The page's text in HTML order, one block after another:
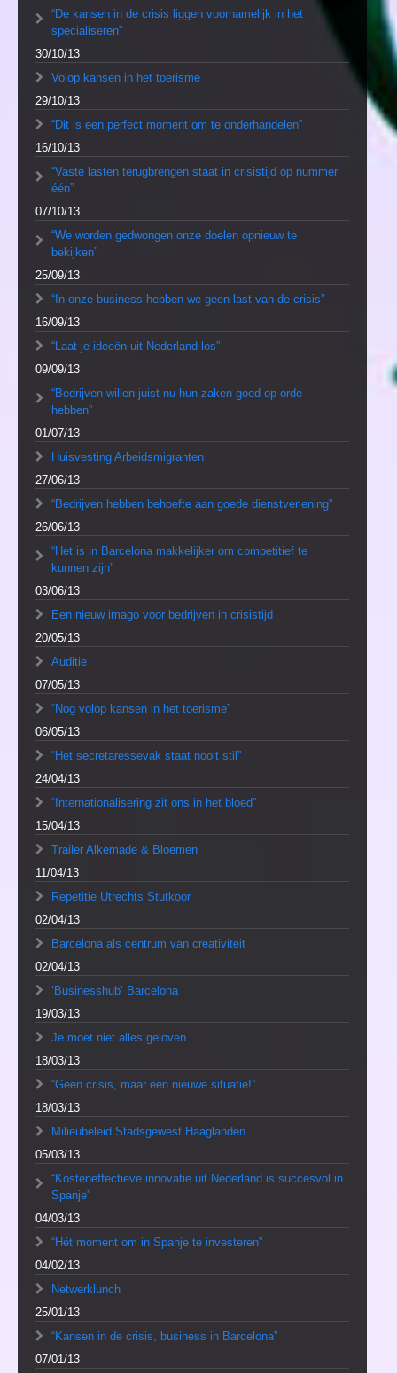
“De kansen in de crisis liggen voornamelijk in het
specialiseren”
30/10/13
Volop kansen in het toerisme
29/10/13
“Dit is een perfect moment om te onderhandelen”
16/10/13
“Vaste lasten terugbrengen staat in crisistijd op nummer
één”
07/10/13
“We worden gedwongen onze doelen opnieuw te
bekijken”
25/09/13
“In onze business hebben we geen last van de crisis”
16/09/13
“Laat je ideeën uit Nederland los”
09/09/13
“Bedrijven willen juist nu hun zaken goed op orde
hebben”
01/07/13
Huisvesting Arbeidsmigranten
27/06/13
“Bedrijven hebben behoefte aan goede dienstverlening”
26/06/13
“Het is in Barcelona makkelijker om competitief te
kunnen zijn”
03/06/13
Een nieuw imago voor bedrijven in crisistijd
20/05/13
Auditie
07/05/13
“Nog volop kansen in het toerisme”
06/05/13
“Het secretaressevak staat nooit stil”
24/04/13
“Internationalisering zit ons in het bloed”
15/04/13
Trailer Alkemade & Bloemen
11/04/13
Repetitie Utrechts Stutkoor
02/04/13
Barcelona als centrum van creativiteit
02/04/13
‘Businesshub’ Barcelona
19/03/13
Je moet niet alles geloven….
18/03/13
“Geen crisis, maar een nieuwe situatie!”
18/03/13
Milieubeleid Stadsgewest Haaglanden
05/03/13
“Kosteneffectieve innovatie uit Nederland is succesvol in
Spanje”
04/03/13
“Hét moment om in Spanje te investeren”
04/02/13
Netwerklunch
25/01/13
“Kansen in de crisis, business in Barcelona”
07/01/13